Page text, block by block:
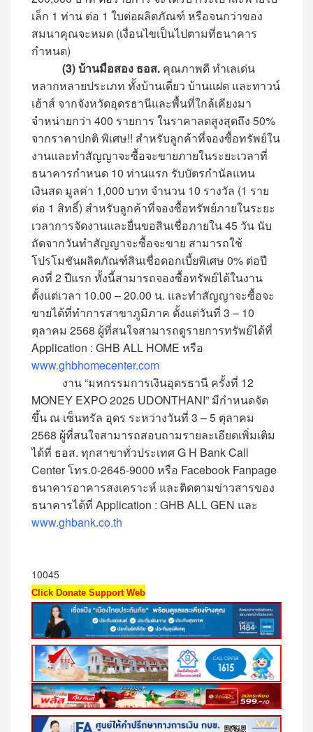
เล็ก 1 ท่าน ต่อ 1 ใบต่อผลิตภัณฑ์ หรือจนกว่าของ
สมนาคุณจะหมด (เงื่อนไขเป็นไปตามที่ธนาคาร
กำหนด)
(3) บ้านมือสอง ธอส. คุณภาพดี ทำเลเด่น
หลากหลายประเภท ทั้งบ้านเดี่ยว บ้านแฝด และทาวน์
เฮ้าส์ จากจังหวัดอุดรธานีและพื้นที่ใกล้เคียงมา
จำหน่ายกว่า 400 รายการ ในราคาลดสูงสุดถึง 50%
จากราคาปกติ พิเศษ!! สำหรับลูกค้าที่จองซื้อทรัพย์ใน
งานและทำสัญญาจะซื้อจะขายภายในระยะเวลาที่
ธนาคารกำหนด 10 ท่านแรก รับบัตรกำนัลแทน
เงินสด มูลค่า 1,000 บาท จำนวน 10 รางวัล (1 ราย
ต่อ 1 สิทธิ์) สำหรับลูกค้าที่จองซื้อทรัพย์ภายในระยะ
เวลาการจัดงานและยื่นขอสินเชื่อภายใน 45 วัน นับ
ถัดจากวันทำสัญญาจะซื้อจะขาย สามารถใช้
โปรโมชันผลิตภัณฑ์สินเชื่อดอกเบี้ยพิเศษ 0% ต่อปี
คงที่ 2 ปีแรก ทั้งนี้สามารถจองซื้อทรัพย์ได้ในงาน
ตั้งแต่เวลา 10.00 – 20.00 น. และทำสัญญาจะซื้อจะ
ขายได้ที่ทำการสาขาภูมิภาค ตั้งแต่วันที่ 3 – 10
ตุลาคม 2568 ผู้ที่สนใจสามารถดูรายการทรัพย์ได้ที่
Application : GHB ALL HOME หรือ
www.ghbhomecenter.com
งาน “มหกรรมการเงินอุดรธานี ครั้งที่ 12
MONEY EXPO 2025 UDONTHANI” มีกำหนดจัด
ขึ้น ณ เซ็นทรัล อุดร ระหว่างวันที่ 3 – 5 ตุลาคม
2568 ผู้ที่สนใจสามารถสอบถามรายละเอียดเพิ่มเติม
ได้ที่ ธอส. ทุกสาขาทั่วประเทศ G H Bank Call
Center โทร.0-2645-9000 หรือ Facebook Fanpage
ธนาคารอาคารสงเคราะห์ และติดตามข่าวสารของ
ธนาคารได้ที่ Application : GHB ALL GEN และ
www.ghbank.co.th
10045
Click Donate Support Web